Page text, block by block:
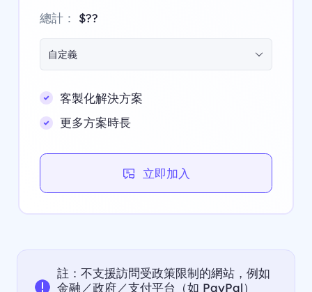
總計： $??
自定義
客製化解決方案
更多方案時長
立即加入
註：不支援訪問受政策限制的網站，例如
金融／政府／支付平台（如 PayPal）